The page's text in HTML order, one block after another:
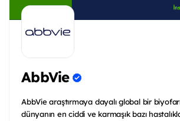
AbbVie
AbbVie araştırmaya dayalı global bir
dünyanın en ciddi ve karmaşık bazı